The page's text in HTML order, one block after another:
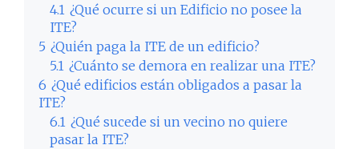
4.1 ¿Qué ocurre si un Edificio no posee la
ITE?
5 ¿Quién paga la ITE de un edificio?
5.1 ¿Cuánto se demora en realizar una ITE?
6 ¿Qué edificios están obligados a pasar la
ITE?
6.1 ¿Qué sucede si un vecino no quiere
pasar la ITE?